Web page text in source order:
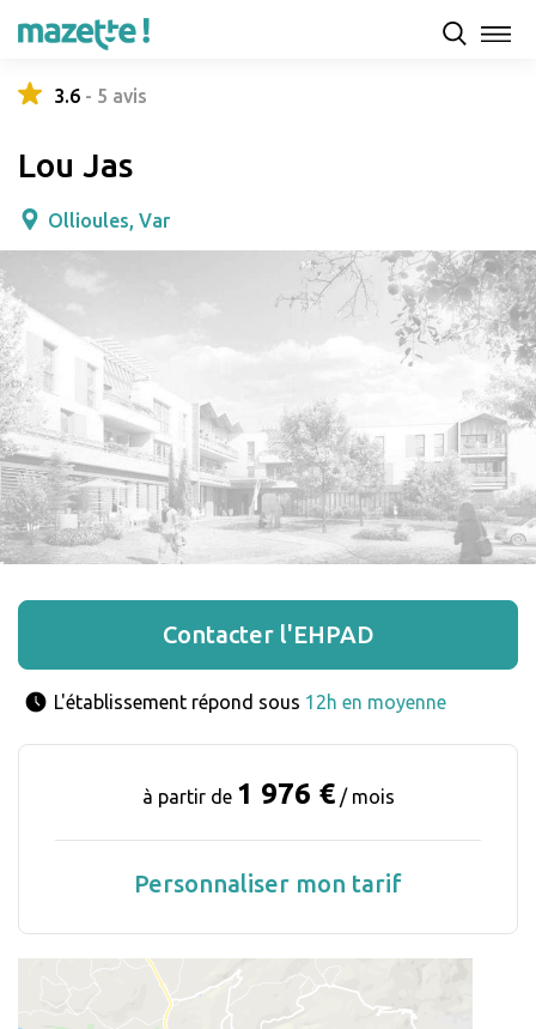
3.6 - 5 avis
Lou Jas
Ollioules, Var
Contacter l'EHPAD
L'établissement répond sous 12h en moyenne
à partir de 1 976 €/ mois
Personnaliser mon tarif